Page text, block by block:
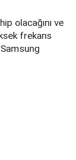
olacağını ve
frekans